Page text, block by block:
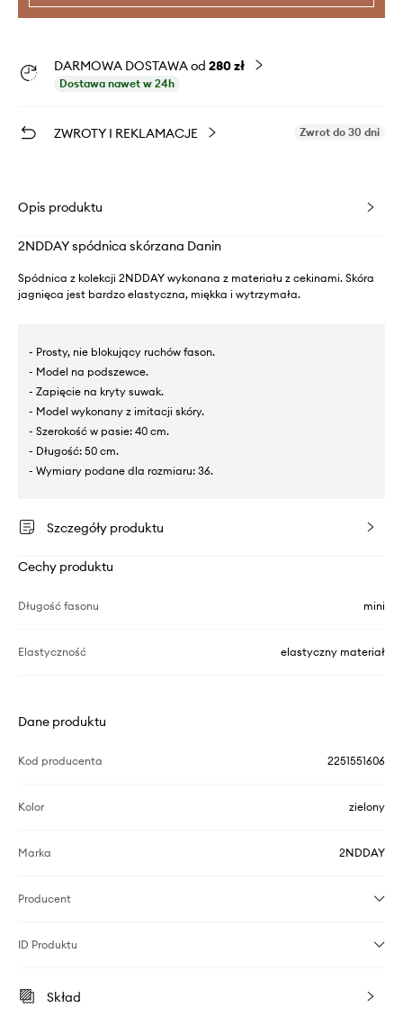
DARMOWA DOSTAWA od 280 zł
Dostawa nawet w 24h
ZWROTY I REKLAMACJE Zwrot do 30 dni
Opis produktu
2NDDAY spódnica skórzana Danin
Spódnica z kolekcji 2NDDAY wykonana z materiału z cekinami. Skóra
jagnięca jest bardzo elastyczna, miękka i wytrzymała.
- Prosty, nie blokujący ruchów fason.
- Model na podszewce.
- Zapięcie na kryty suwak.
- Model wykonany z imitacji skóry.
- Szerokość w pasie: 40 cm.
- Długość: 50 cm.
- Wymiary podane dla rozmiaru: 36.
Szczegóły produktu
Cechy produktu
Długość fasonu mini
Elastyczność elastyczny materiał
Dane produktu
Kod producenta 2251551606
Kolor zielony
Marka 2NDDAY
Producent
ID Produktu
Skład